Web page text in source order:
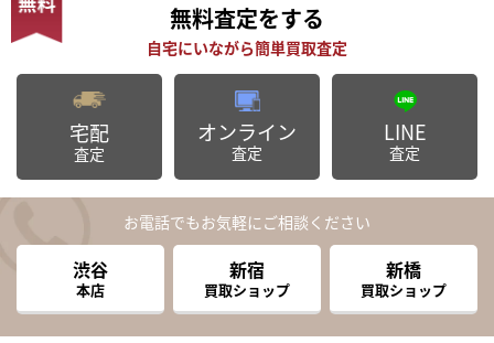
無料査定をする
宅配
査定
オンライン
査定
LINE
査定
お電話でもお気軽にご相談ください
渋谷
本店
新宿
買取ショップ
新橋
買取ショップ